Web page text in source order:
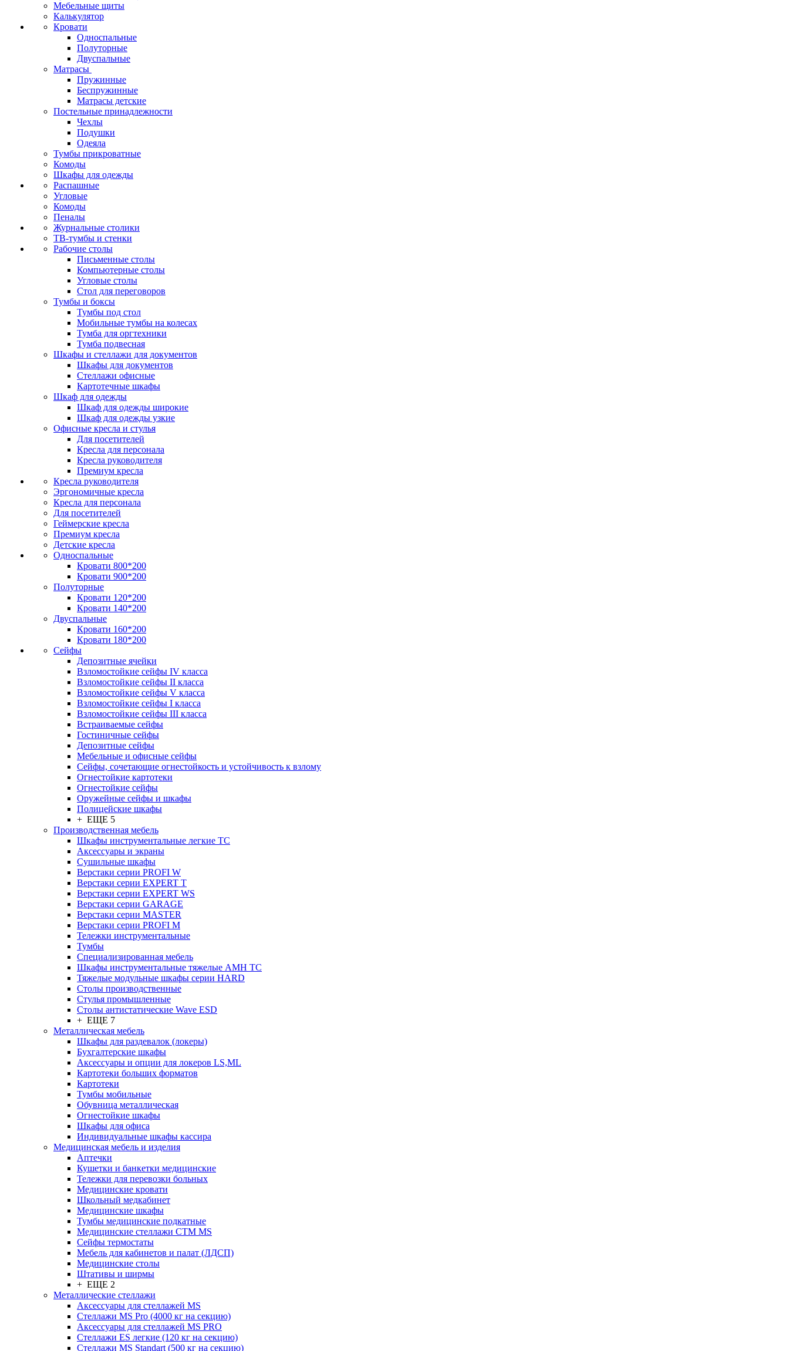
Мебельные щиты
Калькулятор
Кровати
Односпальные
Полуторные
Двуспальные
Матрасы
Пружинные
Беспружинные
Матрасы детские
Постельные принадлежности
Чехлы
Подушки
Одеяла
Тумбы прикроватные
Комоды
Шкафы для одежды
Распашные
Угловые
Комоды
Пеналы
Журнальные столики
ТВ‑тумбы и стенки
Рабочие столы
Письменные столы
Компьютерные столы
Угловые столы
Стол для переговоров
Тумбы и боксы
Тумбы под стол
Мобильные тумбы на колесах
Тумба для оргтехники
Тумба подвесная
Шкафы и стеллажи для документов
Шкафы для документов
Стеллажи офисные
Картотечные шкафы
Шкаф для одежды
Шкаф для одежды широкие
Шкаф для одежды узкие
Офисные кресла и стулья
Для посетителей
Кресла для персонала
Кресла руководителя
Премиум кресла
Кресла руководителя
Эргономичные кресла
Кресла для персонала
Для посетителей
Геймерские кресла
Премиум кресла
Детские кресла
Односпальные
Кровати 800*200
Кровати 900*200
Полуторные
Кровати 120*200
Кровати 140*200
Двуспальные
Кровати 160*200
Кровати 180*200
Сейфы
Депозитные ячейки
Взломостойкие сейфы IV класса
Взломостойкие сейфы II класса
Взломостойкие сейфы V класса
Взломостойкие сейфы I класса
Взломостойкие сейфы III класса
Встраиваемые сейфы
Гостиничные сейфы
Депозитные сейфы
Мебельные и офисные сейфы
Сейфы, сочетающие огнестойкость и устойчивость к взлому
Огнестойкие картотеки
Огнестойкие сейфы
Оружейные сейфы и шкафы
Полицейские шкафы
+ ЕЩЕ 5
Производственная мебель
Шкафы инструментальные легкие ТС
Аксессуары и экраны
Cушильные шкафы
Верстаки серии PROFI W
Верстаки серии EXPERT T
Верстаки серии EXPERT WS
Верстаки серии GARAGE
Верстаки серии MASTER
Верстаки серии PROFI M
Тележки инструментальные
Тумбы
Cпециализированная мебель
Шкафы инструментальные тяжелые AMH TC
Тяжелые модульные шкафы серии HARD
Столы производственные
Стулья промышленные
Столы антистатические Wave ESD
+ ЕЩЕ 7
Металлическая мебель
Шкафы для раздевалок (локеры)
Бухгалтерские шкафы
Аксессуары и опции для локеров LS,ML
Картотеки больших форматов
Картотеки
Тумбы мобильные
Обувница металлическая
Огнестойкие шкафы
Шкафы для офиса
Индивидуальные шкафы кассира
Медицинская мебель и изделия
Аптечки
Кушетки и банкетки медицинские
Тележки для перевозки больных
Медицинские кровати
Школьный медкабинет
Медицинские шкафы
Тумбы медицинские подкатные
Медицинские стеллажи CTM MS
Сейфы термостаты
Мебель для кабинетов и палат (ЛДСП)
Медицинские столы
Штативы и ширмы
+ ЕЩЕ 2
Металлические стеллажи
Аксессуары для стеллажей MS
Стеллажи MS Pro (4000 кг на секцию)
Аксессуары для стеллажей MS PRO
Стеллажи ES легкие (120 кг на секцию)
Стеллажи MS Standart (500 кг на секцию)